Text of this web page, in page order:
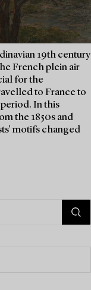
19th century
French plein air
for the
to France to
In this
the 1850s and
motifs changed